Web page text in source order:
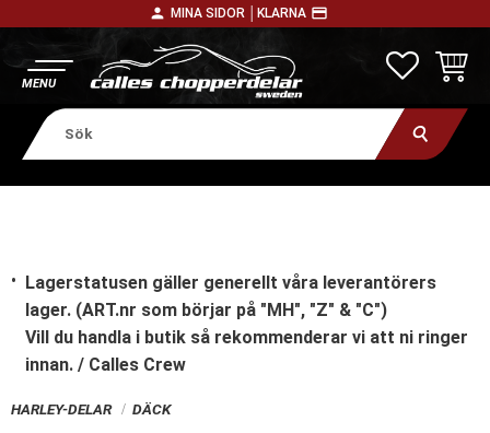
person MINA SIDOR │ KLARNA payment
Lagerstatusen gäller generellt våra leverantörers
lager. (ART.nr som börjar på "MH", "Z" & "C")
Vill du handla i butik så rekommenderar vi att ni ringer
innan. / Calles Crew
HARLEY-DELAR DÄCK